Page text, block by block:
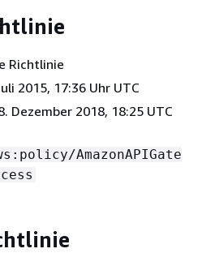
Richtlinie
2015, 17:36 Uhr UTC
Dezember 2018, 18:25 UTC
AmazonAPIGate